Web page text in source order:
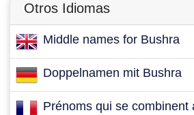
Otros Idiomas
Middle names for Bushra
Doppelnamen mit Bushra
Prénoms qui se combinent